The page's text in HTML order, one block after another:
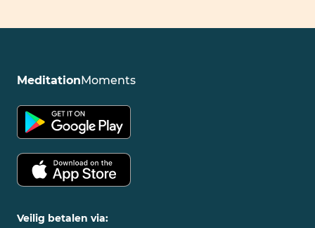
MeditationMoments
Veilig betalen via: